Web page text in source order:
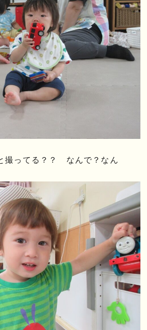
撮ってる？？ なんで？なん